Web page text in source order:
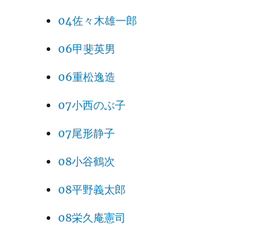
04佐々木雄一郎
06甲斐英男
06重松逸造
07小西のぶ子
07尾形静子
08小谷鶴次
08平野義太郎
08栄久庵憲司